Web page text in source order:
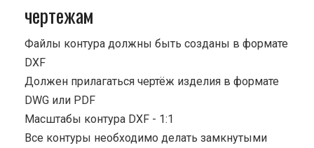
чертежам
Файлы контура должны быть созданы в формате
DXF
Должен прилагаться чертёж изделия в формате
DWG или PDF
Масштабы контура DXF - 1:1
Все контуры необходимо делать замкнутыми